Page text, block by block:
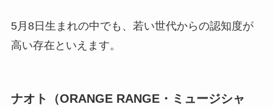
5月8日生まれの中でも、若い世代からの認知度が
高い存在といえます。
ナオト（ORANGE RANGE・ミュージシャ